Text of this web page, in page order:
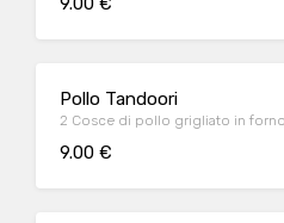
Pollo Tandoori
2 Cosce di pollo grigliato in forno
9.00 €